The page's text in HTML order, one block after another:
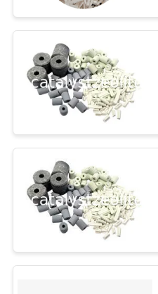
NAMI
AKTUALNOŚCI
SPRAWY
SITEMAP
PRIVACY
POLICY